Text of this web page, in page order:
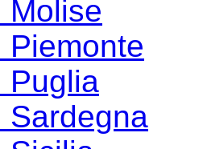
Molise
Piemonte
Puglia
Sardegna